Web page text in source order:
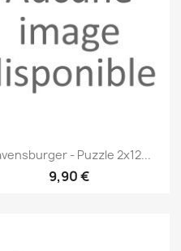
Aperçu rapide
- Puzzle 2x12...
9,90 €